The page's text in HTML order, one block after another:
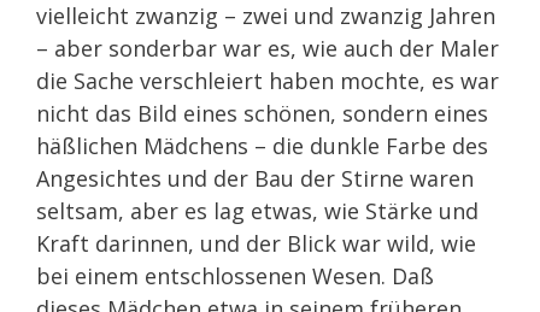
vielleicht zwanzig – zwei und zwanzig Jahren
– aber sonderbar war es, wie auch der Maler
die Sache verschleiert haben mochte, es war
nicht das Bild eines schönen, sondern eines
häßlichen Mädchens – die dunkle Farbe des
Angesichtes und der Bau der Stirne waren
seltsam, aber es lag etwas, wie Stärke und
Kraft darinnen, und der Blick war wild, wie
bei einem entschlossenen Wesen. Daß